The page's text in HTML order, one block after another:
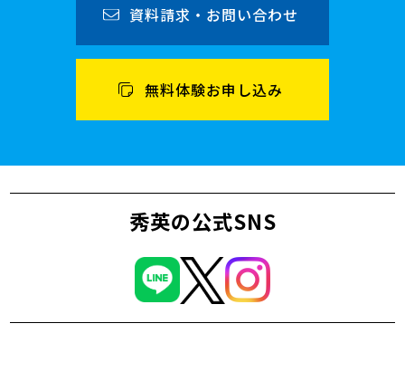
資料請求・お問い合わせ
無料体験お申し込み
秀英の公式SNS